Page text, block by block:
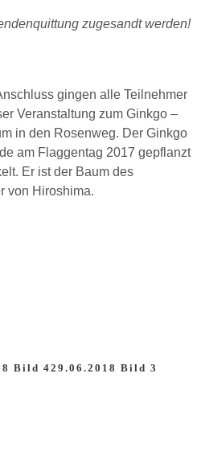
zugesandt werden!
gingen alle Teilnehmer
Veranstaltung zum Ginkgo –
in den Rosenweg. Der Ginkgo
am Flaggentag 2017 gepflanzt
Er ist der Baum des
von Hiroshima.
Bild 429.06.2018 Bild 3